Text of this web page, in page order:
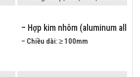
– Hợp kim nhôm (aluminum alloy).
– Chiều dài: ≥ 100mm